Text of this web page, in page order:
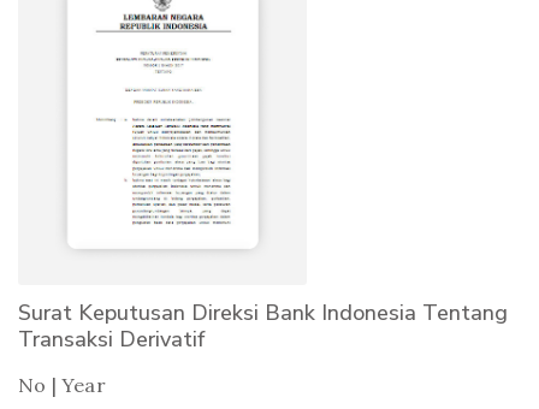
Surat Keputusan Direksi Bank Indonesia Tentang
Transaksi Derivatif
No | Year